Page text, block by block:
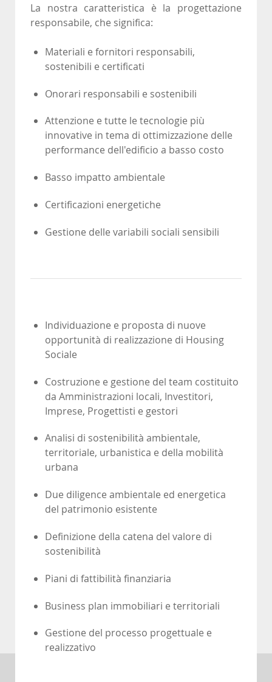
La nostra caratteristica è la progettazione
responsabile, che significa:
Materiali e fornitori responsabili,
sostenibili e certificati
Onorari responsabili e sostenibili
Attenzione e tutte le tecnologie più
innovative in tema di ottimizzazione delle
performance dell'edificio a basso costo
Basso impatto ambientale
Certificazioni energetiche
Gestione delle variabili sociali sensibili
Individuazione e proposta di nuove
opportunità di realizzazione di Housing
Sociale
Costruzione e gestione del team costituito
da Amministrazioni locali, Investitori,
Imprese, Progettisti e gestori
Analisi di sostenibilità ambientale,
territoriale, urbanistica e della mobilità
urbana
Due diligence ambientale ed energetica
del patrimonio esistente
Definizione della catena del valore di
sostenibilità
Piani di fattibilità finanziaria
Business plan immobiliari e territoriali
Gestione del processo progettuale e
realizzativo